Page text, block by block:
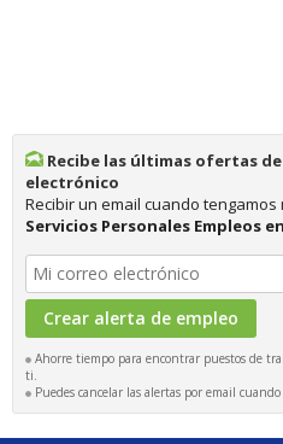
Recibe las últimas ofertas
electrónico
Recibir un email cuando
Servicios Personales Empleos
Ahorre tiempo para encontrar puestos de
ti.
Puedes cancelar las alertas por email cuando